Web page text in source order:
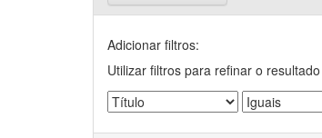
Adicionar filtros:
Utilizar filtros para refinar o